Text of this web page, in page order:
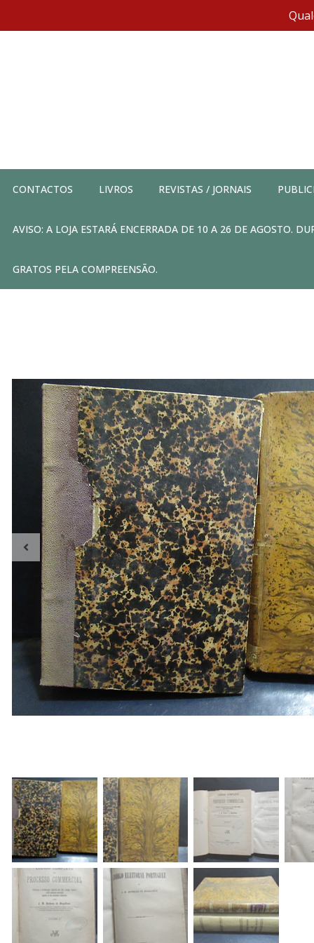
CONTACTOS LIVROS REVISTAS / JORNAIS
AVISO: A LOJA ESTARÁ ENCERRADA DE 10 A 26 DE AGOSTO.
GRATOS PELA COMPREENSÃO.